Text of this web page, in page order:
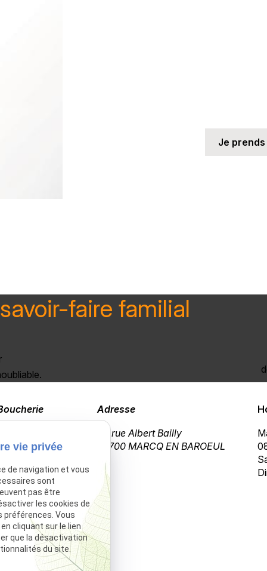
Je
savoir-faire familial
Adresse
69 rue Albert Bailly
59700 MARCQ EN BAROEUL
vie privée
de navigation et vous
sont
pas être
les cookies de
préférences. Vous
cliquant sur le lien
que la désactivation
du site.